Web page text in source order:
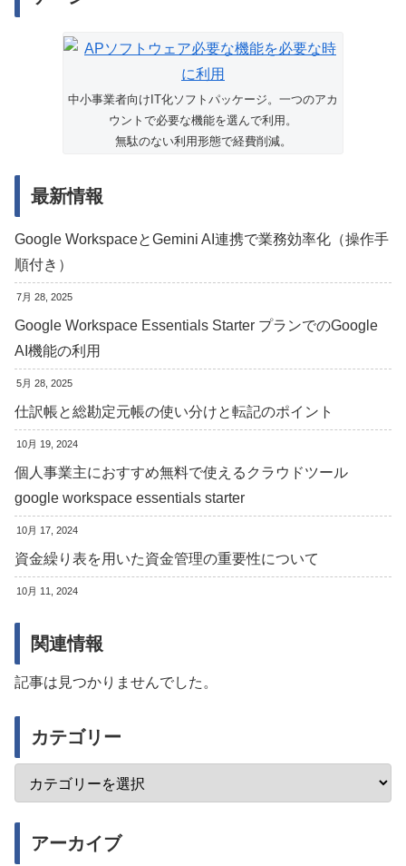
中小事業者向けIT化ソフトパッケージ。一つのアカ
ウントで必要な機能を選んで利用。
無駄のない利用形態で経費削減。
最新情報
Google WorkspaceとGemini AI連携で業務効率化（操作手
順付き）
7月 28, 2025
Google Workspace Essentials Starter プランでのGoogle
AI機能の利用
5月 28, 2025
仕訳帳と総勘定元帳の使い分けと転記のポイント
10月 19, 2024
個人事業主におすすめ無料で使えるクラウドツール
google workspace essentials starter
10月 17, 2024
資金繰り表を用いた資金管理の重要性について
10月 11, 2024
関連情報
記事は見つかりませんでした。
カテゴリー
アーカイブ